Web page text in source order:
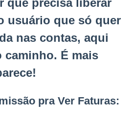
que precisa liberar
usuário que só quer
nas contas, aqui
caminho. É mais
pra Ver Faturas: